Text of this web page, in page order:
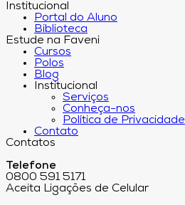
Institucional
Portal do Aluno
Biblioteca
Estude na Faveni
Cursos
Polos
Blog
Institucional
Serviços
Conheça-nos
Política de Privacidade
Contato
Contatos
Telefone
0800 591 5171
Aceita Ligações de Celular